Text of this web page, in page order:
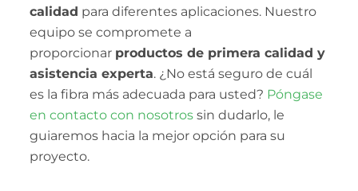
calidad para diferentes aplicaciones. Nuestro
equipo se compromete a
proporcionar productos de primera calidad y
asistencia experta. ¿No está seguro de cuál
es la fibra más adecuada para usted? Póngase
en contacto con nosotrossin dudarlo, le
guiaremos hacia la mejor opción para su
proyecto.